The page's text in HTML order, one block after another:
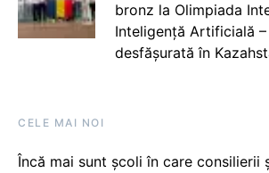
bronz la Olimpiada
Inteligență Artificială –
desfășurată în
CELE MAI NOI
Încă mai sunt școli în care consilierii